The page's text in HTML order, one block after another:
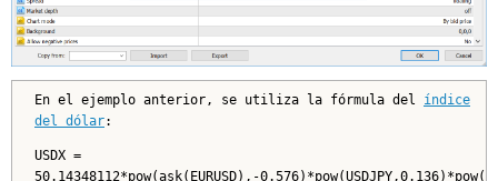
En el ejemplo anterior, se utiliza la fórmula del índice
del dólar:
USDX =
50.14348112*pow(ask(EURUSD),-